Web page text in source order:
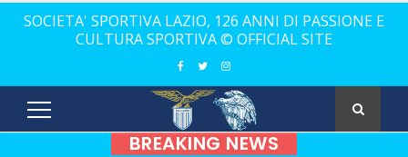
SOCIETA' SPORTIVA LAZIO, 126 ANNI DI PASSIONE E
CULTURA SPORTIVA © OFFICIAL SITE
BREAKING NEWS